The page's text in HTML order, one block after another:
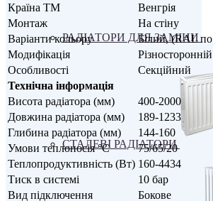
РАДІАТОРИ ДЛЯ ЗАМІНИ
СТАЛЕВІ РАДІАТОРИ
Країна ТМ
Венгрія
Монтаж
На стіну
Варіанти кольору
Білий, (RAL
Модифікація
Різносторонній
Особливості
Секційний
Технічна інформація
Висота радіатора (мм)
400-2000
Довжина радіатора (мм)
189-1233
Глибина радіатора (мм)
144-160
Умови теплоносія °С
75/65/20
Теплопродуктивність (Вт) 160-4434
Тиск в системі
10 бар
Вид підключення
Бокове